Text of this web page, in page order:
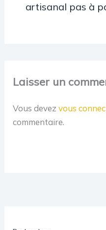
artisanal pas à
Laisser un
Vous devezvous
commentaire.